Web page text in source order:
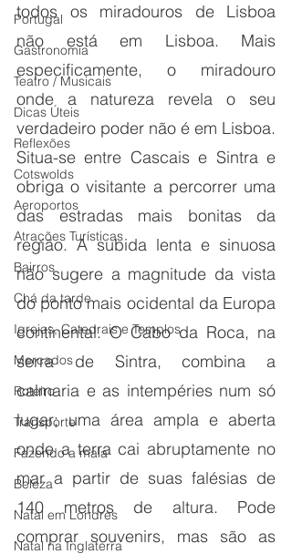
Portugal
Gastronomia
Teatro / Musicais
Dicas Úteis
Reflexões
Cotswolds
Aeroportos
Atrações Turísticas
Bairros
Chá da tarde
Igrejas, Catedrais e Templos
Mercados
Roteiro
Transporte
Fazendo a mala
Beleza
Natal em Londres
Natal na Inglaterra
todos os miradouros de Lisboa
não está em Lisboa. Mais
especificamente, o miradouro
onde a natureza revela o seu
verdadeiro poder não é em Lisboa.
Situa-se entre Cascais e Sintra e
obriga o visitante a percorrer uma
das estradas mais bonitas da
região. A subida lenta e sinuosa
não sugere a magnitude da vista
do ponto mais ocidental da Europa
continental. O Cabo da Roca, na
serra de Sintra, combina a
calmaria e as intempéries num só
lugar; uma área ampla e aberta
onde a terra cai abruptamente no
mar a partir de suas falésias de
140 metros de altura. Pode
comprar souvenirs, mas são as